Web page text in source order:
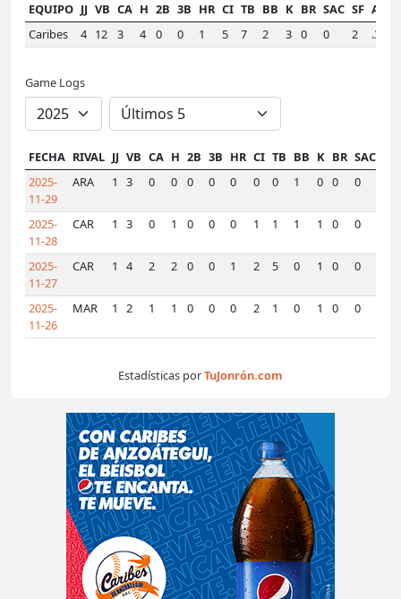
EQUIPO JJ VB CA H 2B 3B HR CI TB BB K BR SAC SF AVE
Caribes
4 12 3 4 0 0 1 5 7 2 3 0 0 2 .333
Game Logs
FECHA RIVAL JJ VB CA H 2B 3B HR CI TB BB K BR SAC
2025-
11-29
ARA 1 3 0 0 0 0 0 0 0 1 0 0 0
2025-
11-28
CAR 1 3 0 1 0 0 0 1 1 1 1 0 0
2025-
11-27
CAR 1 4 2 2 0 0 1 2 5 0 1 0 0
2025-
11-26
MAR 1 2 1 1 0 0 0 2 1 0 1 0 0
Estadísticas porTuJonrón.com